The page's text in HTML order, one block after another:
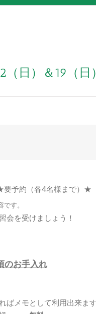
日）＆19（日
要予約（各4名様まで）★
す。
会を受けましょう！
のお手入れ
メモとして利用出来ます